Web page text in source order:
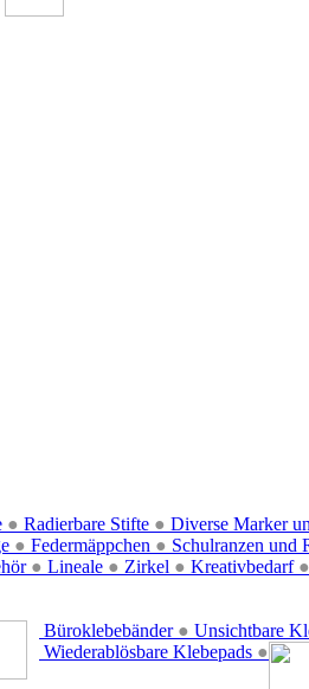
● Radierbare Stifte ● Diverse Marker
● Federmäppchen ● Schulranzen und
● Lineale ● Zirkel ● Kreativbedarf ●
Büroklebebänder ● Unsichtbare
Wiederablösbare Klebepads ●